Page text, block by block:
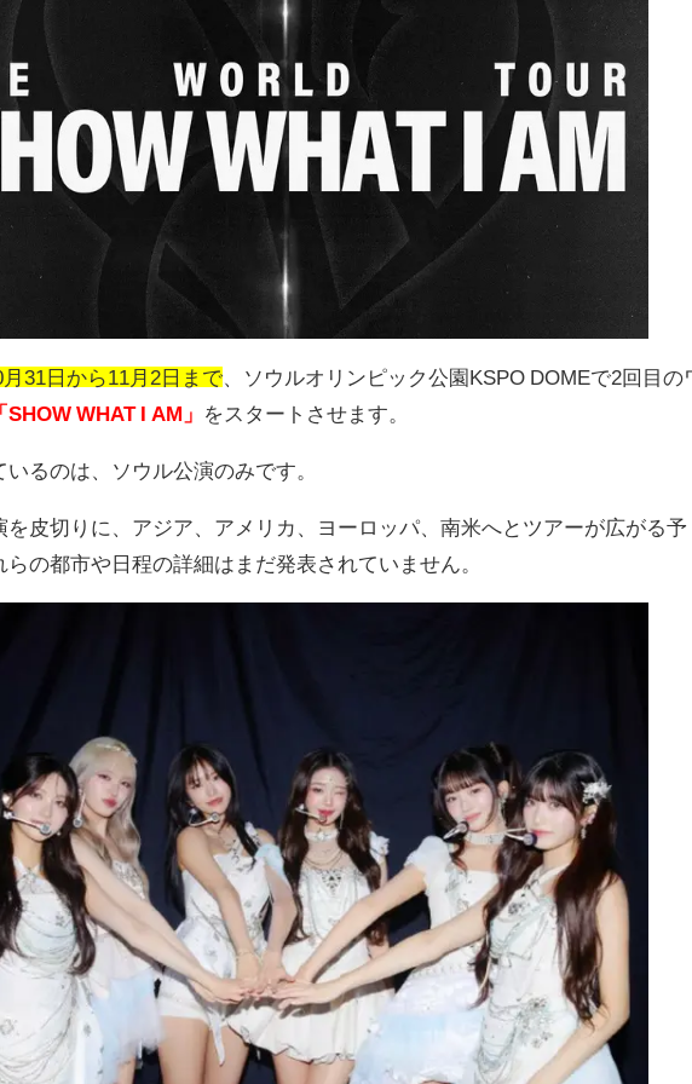
月31日から11月2日まで 、ソウルオリンピック公園KSPO DOMEで2回目の
SHOW WHAT I AM」 をスタートさせます。
るのは、ソウル公演のみです。
を皮切りに、アジア、アメリカ、ヨーロッパ、南米へとツアーが広がる予
らの都市や日程の詳細はまだ発表されていません。